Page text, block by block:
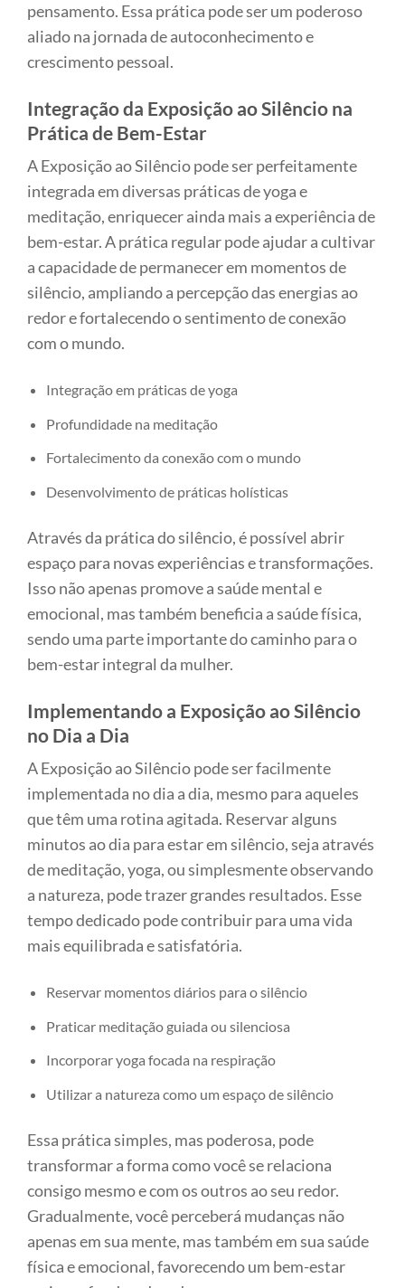
pensamento. Essa prática pode ser um poderoso
aliado na jornada de autoconhecimento e
crescimento pessoal.
Integração da Exposição ao Silêncio na
Prática de Bem-Estar
A Exposição ao Silêncio pode ser perfeitamente
integrada em diversas práticas de yoga e
meditação, enriquecer ainda mais a experiência de
bem-estar. A prática regular pode ajudar a cultivar
a capacidade de permanecer em momentos de
silêncio, ampliando a percepção das energias ao
redor e fortalecendo o sentimento de conexão
com o mundo.
Integração em práticas de yoga
Profundidade na meditação
Fortalecimento da conexão com o mundo
Desenvolvimento de práticas holísticas
Através da prática do silêncio, é possível abrir
espaço para novas experiências e transformações.
Isso não apenas promove a saúde mental e
emocional, mas também beneficia a saúde física,
sendo uma parte importante do caminho para o
bem-estar integral da mulher.
Implementando a Exposição ao Silêncio
no Dia a Dia
A Exposição ao Silêncio pode ser facilmente
implementada no dia a dia, mesmo para aqueles
que têm uma rotina agitada. Reservar alguns
minutos ao dia para estar em silêncio, seja através
de meditação, yoga, ou simplesmente observando
a natureza, pode trazer grandes resultados. Esse
tempo dedicado pode contribuir para uma vida
mais equilibrada e satisfatória.
Reservar momentos diários para o silêncio
Praticar meditação guiada ou silenciosa
Incorporar yoga focada na respiração
Utilizar a natureza como um espaço de silêncio
Essa prática simples, mas poderosa, pode
transformar a forma como você se relaciona
consigo mesmo e com os outros ao seu redor.
Gradualmente, você perceberá mudanças não
apenas em sua mente, mas também em sua saúde
física e emocional, favorecendo um bem-estar